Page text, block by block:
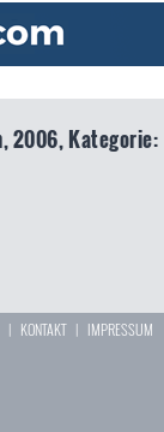
2006, Kategorie:
| KONTAKT| IMPRESSUM